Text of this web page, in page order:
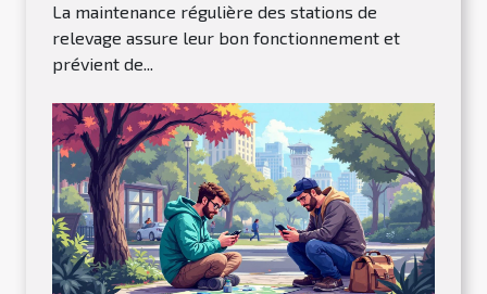
La maintenance régulière des stations de
relevage assure leur bon fonctionnement et
prévient de...